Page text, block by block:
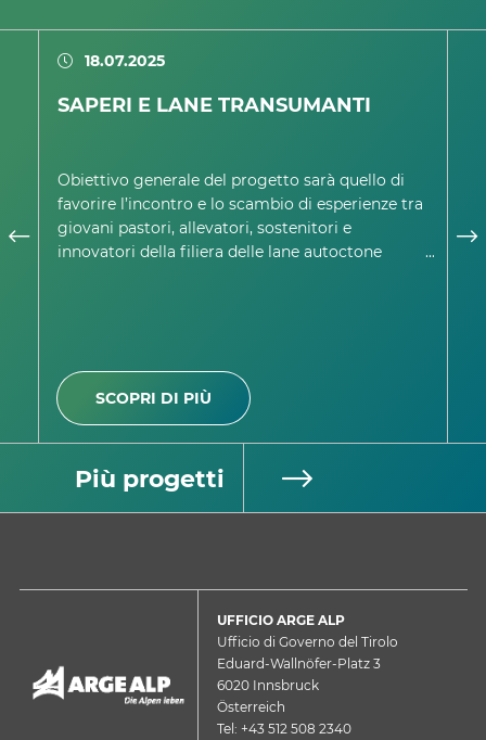
18.07.2025
SAPERI E LANE TRANSUMANTI
Obiettivo generale del progetto sarà quello di
favorire l’incontro e lo scambio di esperienze tra
giovani pastori, allevatori, sostenitori e
innovatori della filiera delle lane autoctone
SCOPRI DI PIÙ
Più progetti
UFFICIO ARGE ALP
Ufficio di Governo del Tirolo
Eduard-Wallnöfer-Platz 3
6020 Innsbruck
Österreich
Tel: +43 512 508 2340